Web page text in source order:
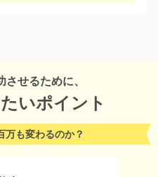
せるために、
いポイント
万も変わるのか？